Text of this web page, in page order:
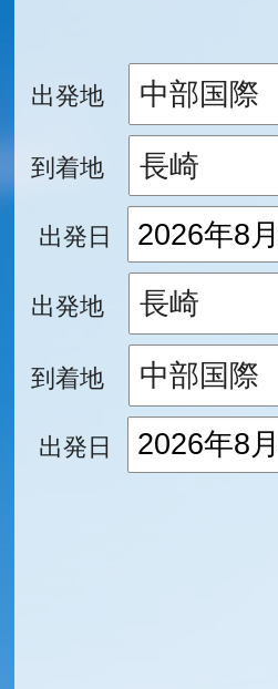
出発地
到着地
出発日
出発地
到着地
出発日